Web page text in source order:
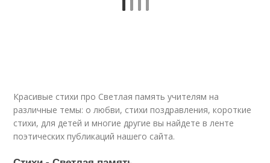
Красивые стихи про Светлая память учителям на
различные темы: о любви, стихи поздравления, короткие
стихи, для детей и многие другие вы найдете в ленте
поэтических публикаций нашего сайта.